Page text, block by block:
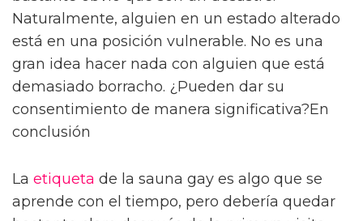
Naturalmente, alguien en un estado alterado
está en una posición vulnerable. No es una
gran idea hacer nada con alguien que está
demasiado borracho. ¿Pueden dar su
consentimiento de manera significativa?En
conclusión
La etiqueta de la sauna gay es algo que se
aprende con el tiempo, pero debería quedar